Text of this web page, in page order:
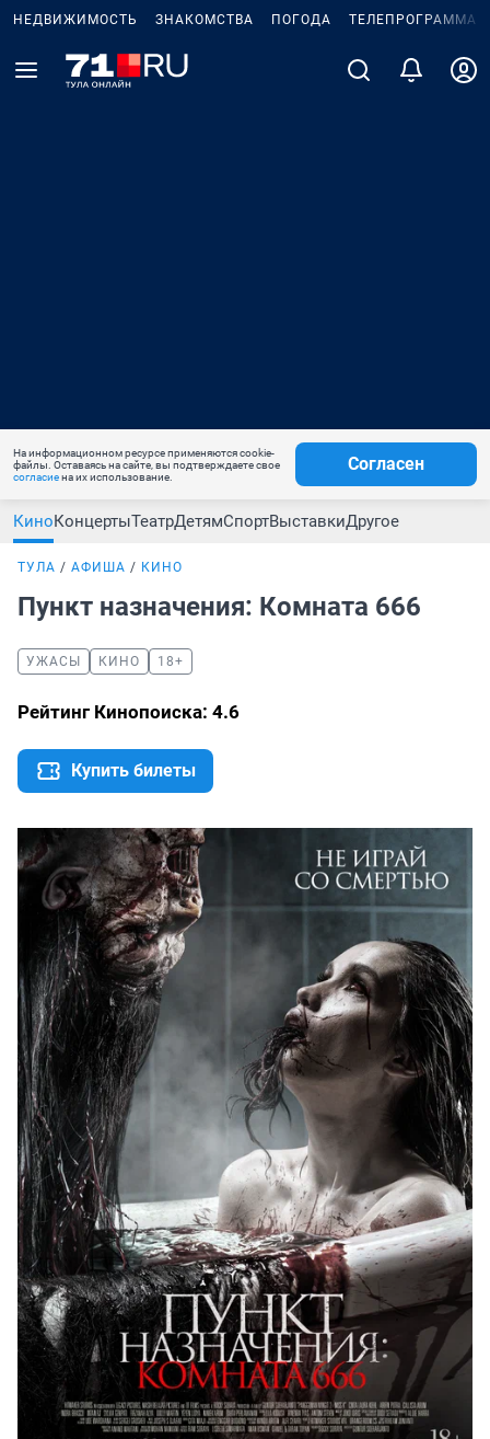
НЕДВИЖИМОСТЬ ЗНАКОМСТВА ПОГОДА ТЕЛЕПРОГРАММА
На информационном ресурсе применяются cookie-
файлы. Оставаясь на сайте, вы подтверждаете свое
согласиена их использование.
Согласен
КиноКонцертыТеатрДетямСпортВыставкиДругое
ТУЛА АФИША КИНО
Пункт назначения: Комната 666
УЖАСЫ КИНО 18+
Рейтинг Кинопоиска: 4.6
Купить билеты